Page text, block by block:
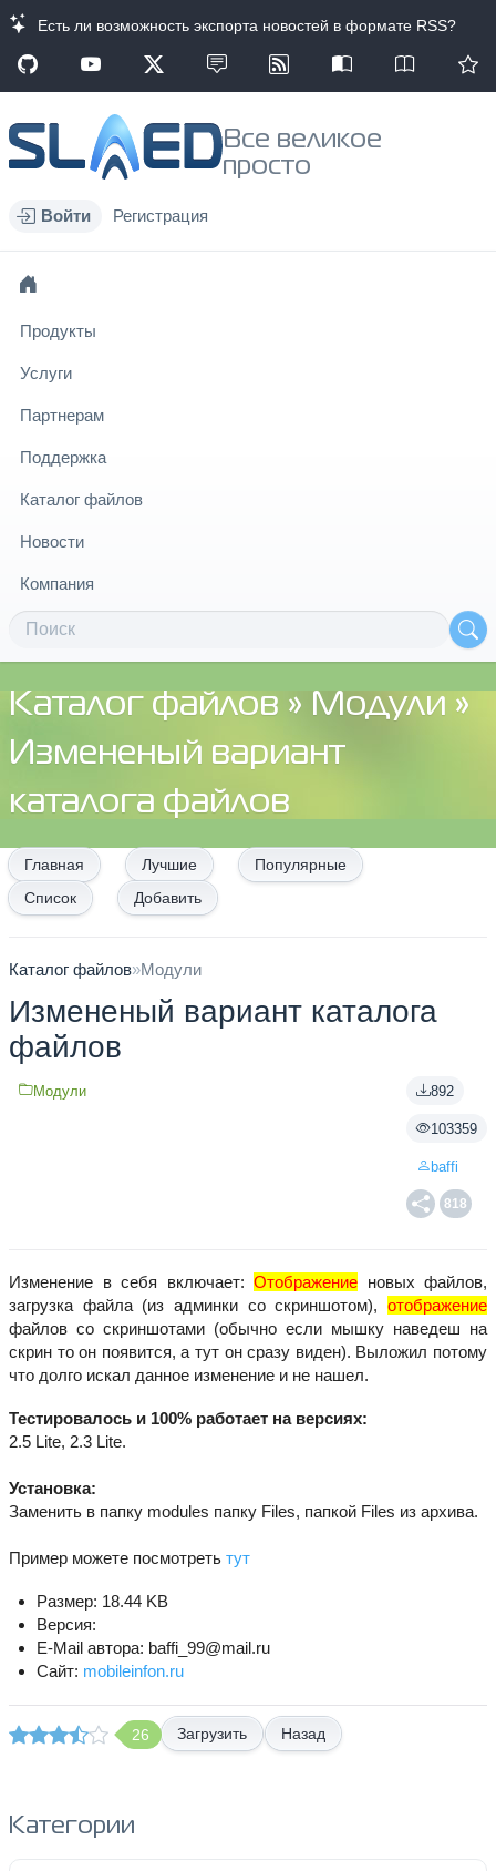
Есть ли возможность экспорта новостей в формате RSS?
Все великое
просто
Войти Регистрация
Продукты
Услуги
Партнерам
Поддержка
Каталог файлов
Новости
Компания
Каталог файлов » Модули »
Измененый вариант
каталога файлов
Главная Лучшие
Популярные
Список
Добавить
Каталог файлов»Модули
Измененый вариант каталога
файлов
892
103359
baffi
818
Модули
Изменение в себя включает: Отображение новых файлов,
загрузка файла (из админки со скриншотом), отображение
файлов со скриншотами (обычно если мышку наведеш на
скрин то он появится, а тут он сразу виден). Выложил потому
что долго искал данное изменение и не нашел.
Тестировалось и 100% работает на версиях:
2.5 Lite, 2.3 Lite.
Установка:
Заменить в папку modules папку Files, папкой Files из архива.
Пример можете посмотреть тут
Размер: 18.44 KB
Версия:
E-Mail автора: baffi_99@mail.ru
Сайт: mobileinfon.ru
26 Назад
Категории